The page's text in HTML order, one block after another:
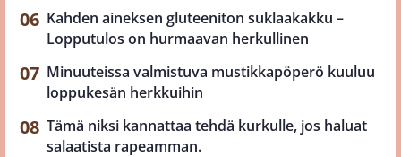
Kahden aineksen gluteeniton suklaakakku –
Lopputulos on hurmaavan herkullinen
Minuuteissa valmistuva mustikkapöperö kuuluu
loppukesän herkkuihin
Tämä niksi kannattaa tehdä kurkulle, jos haluat
salaatista rapeamman.